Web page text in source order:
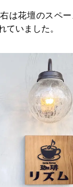
は花壇のスペー
ていました。